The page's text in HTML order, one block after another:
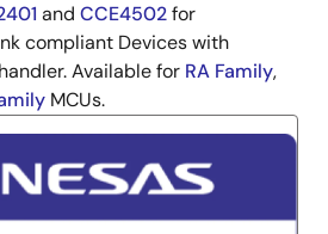
and CCE4502for
compliant Devices with
Available for RA Family,
MCUs.